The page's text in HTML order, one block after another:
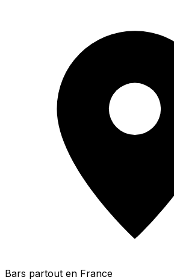
Bars partout en France